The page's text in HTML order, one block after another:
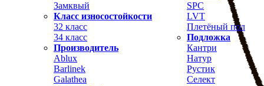
Замквый
Класс износостойкости
32 класс
34 класс
SPC
LVT
Плетёный пол
Подложка
Производитель
Ablux
Barlinek
Galathea
Кантри
Натур
Рустик
Селект